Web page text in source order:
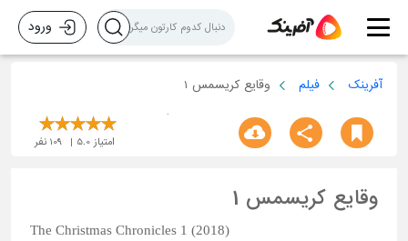
ورود
آفرینک فیلم وقایع کریسمس 1
امتیاز 5.0
109 نفر
وقایع کریسمس 1
The Christmas Chronicles 1 (2018)